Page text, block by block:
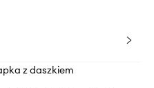
z daszkiem